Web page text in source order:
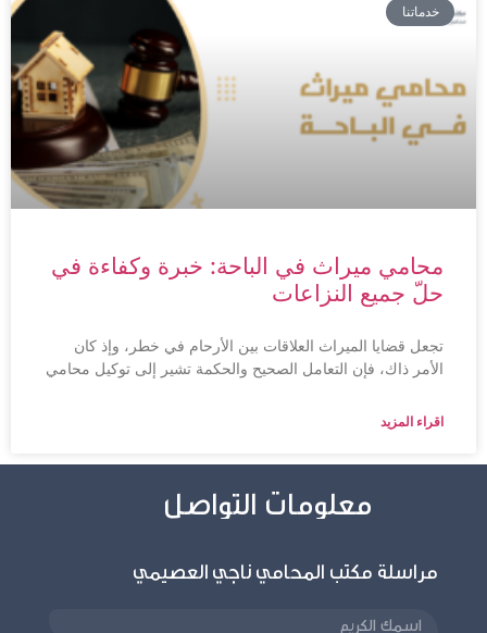
خدماتنا
محامي ميراث في الباحة: خبرة وكفاءة في
حلّ جميع النزاعات
تجعل قضايا الميراث العلاقات بين الأرحام في خطر، وإذ كان
الأمر ذاك، فإن التعامل الصحيح والحكمة تشير إلى توكيل محامي
اقراء المزيد
معلومات التواصل
مراسلة مكتب المحامي ناجي العصيمي